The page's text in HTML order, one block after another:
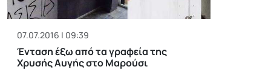
07.07.2016 | 09:39
Ένταση έξω από τα γραφεία της
Χρυσής Αυγής στο Μαρούσι